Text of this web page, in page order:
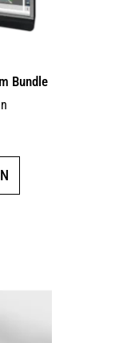
Bundle